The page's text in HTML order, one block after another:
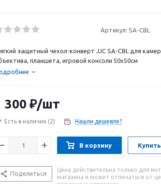
Артикул: SA-CBL
защитный чехол-конверт JJC SA-CBL для
планшета, игровой консоли 50х50см
300 ₽/шт
Есть в наличии (2) Нашли дешевле?
В корзину
Поделиться
Цена действительна только для
магазина и может отличаться от